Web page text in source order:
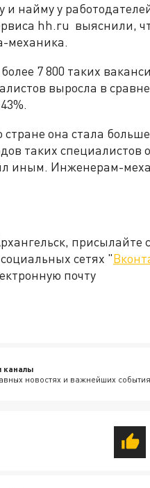
и найму у
hh.ru выяснили,
механика.
7 800 таких
выросла в
она стала
таких специалистов
иным. Инженерам-
присылайте
сетях "
почту
каналы
новостях и важнейших